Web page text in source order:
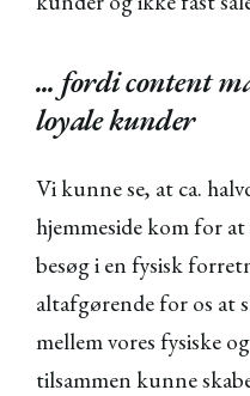
... fordi content
loyale kunder
Vi kunne se, at ca.
hjemmeside kom for
besøg i en fysisk
altafgørende for os at
mellem vores fysiske
tilsammen kunne